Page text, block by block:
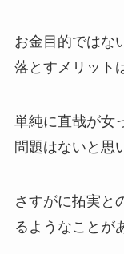
お金目的ではな
落とすメリット
単純に直哉が女
問題はないと思
さすがに拓実と
るようなことが